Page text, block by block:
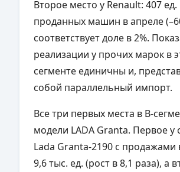
Второе место у Renault: 407 ед.
проданных машин в апреле
соответствует доле в 2%.
реализации у прочих марок в
сегменте единичны и,
собой параллельный импорт.
Все три первых места в В-
модели LADA Granta. Первое у
Lada Granta-2190 с продажами
9,6 тыс. ед. (рост в 8,1 раза), а